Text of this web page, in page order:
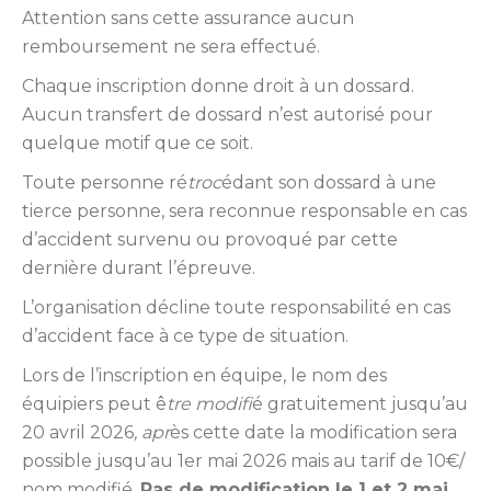
Attention sans cette assurance aucun
remboursement ne sera effectué.
Chaque inscription donne droit à un dossard.
Aucun transfert de dossard n’est autorisé pour
quelque motif que ce soit.
Toute personne rétrocédant son dossard à une
tierce personne, sera reconnue responsable en cas
d’accident survenu ou provoqué par cette
dernière durant l’épreuve.
L’organisation décline toute responsabilité en cas
d’accident face à ce type de situation.
Lors de l’inscription en équipe, le nom des
équipiers peut être modifié gratuitement jusqu’au
20 avril 2026, après cette date la modification sera
possible jusqu’au 1er mai 2026 mais au tarif de 10€/